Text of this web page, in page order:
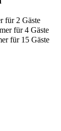
für 2 Gäste
für 4 Gäste
für 15 Gäste